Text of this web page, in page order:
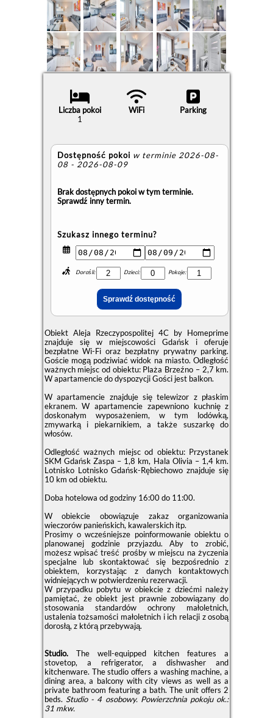
Liczba pokoi
1
WiFi Parking
Dostępność pokoi w terminie 2026-08-
08 - 2026-08-09
Brak dostępnych pokoi w tym terminie.
Sprawdź inny termin.
Szukasz innego terminu?
Dorośli: Dzieci: Pokoje:
Obiekt Aleja Rzeczypospolitej 4C by Homeprime
znajduje się w miejscowości Gdańsk i oferuje
bezpłatne Wi-Fi oraz bezpłatny prywatny parking.
Goście mogą podziwiać widok na miasto. Odległość
ważnych miejsc od obiektu: Plaża Brzeźno – 2,7 km.
W apartamencie do dyspozycji Gości jest balkon.
W apartamencie znajduje się telewizor z płaskim
ekranem. W apartamencie zapewniono kuchnię z
doskonałym wyposażeniem, w tym lodówką,
zmywarką i piekarnikiem, a także suszarkę do
włosów.
Odległość ważnych miejsc od obiektu: Przystanek
SKM Gdańsk Zaspa – 1,8 km, Hala Olivia – 1,4 km.
Lotnisko Lotnisko Gdańsk-Rębiechowo znajduje się
10 km od obiektu.
Doba hotelowa od godziny 16:00do 11:00.
W obiekcie obowiązuje zakaz organizowania
wieczorów panieńskich, kawalerskich itp.
Prosimy o wcześniejsze poinformowanie obiektu o
planowanej godzinie przyjazdu. Aby to zrobić,
możesz wpisać treść prośby w miejscu na życzenia
specjalne lub skontaktować się bezpośrednio z
obiektem, korzystając z danych kontaktowych
widniejących w potwierdzeniu rezerwacji.
W przypadku pobytu w obiekcie z dziećmi należy
pamiętać, że obiekt jest prawnie zobowiązany do
stosowania standardów ochrony małoletnich,
ustalenia tożsamości małoletnich i ich relacji z osobą
dorosłą, z którą przebywają.
Studio.The well-equipped kitchen features a
stovetop, a refrigerator, a dishwasher and
kitchenware. The studio offers a washing machine, a
dining area, a balcony with city views as well as a
private bathroom featuring a bath. The unit offers 2
beds.Studio - 4 osobowy. Powierzchnia pokoju ok.:
31 mkw.